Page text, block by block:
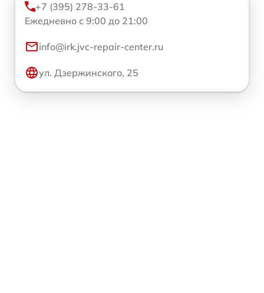
+7 (395) 278-33-61
Ежедневно с 9:00 до 21:00
info@irk.jvc-repair-center.ru
ул. Дзержинского, 25